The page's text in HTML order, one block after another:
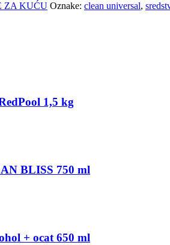
ZA KUĆU Oznake: clean universal,
1,5 kg
BLISS 750 ml
+ ocat 650 ml